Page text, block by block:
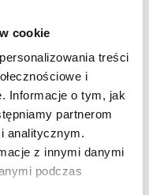
cookie
treści
i
Informacje o tym, jak
partnerom
analitycznym.
z innymi danymi
podczas
o mąkę
wpływające
sprawia, że
nawodnienie